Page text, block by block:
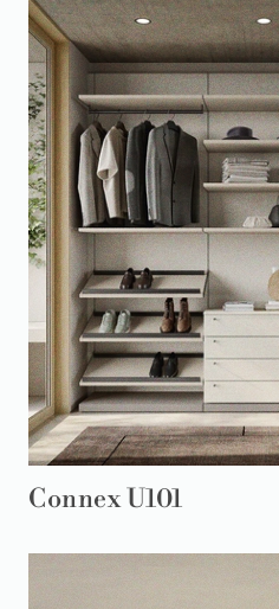
Connex U101